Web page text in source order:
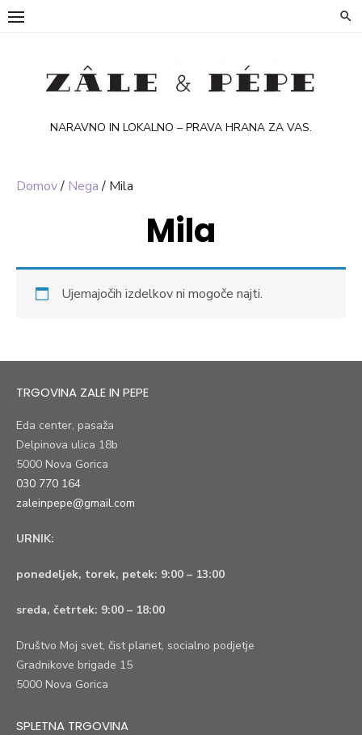
Skip
NARAVNO IN LOKALNO – PRAVA HRANA ZA VAS.
Domov/ Nega/ Mila
Mila
Ujemajočih izdelkov ni mogoče najti.
TRGOVINA ZALE IN PEPE
Eda center, pasaža
Delpinova ulica 18b
5000 Nova Gorica
030 770 164
zaleinpepe@gmail.com
URNIK:
ponedeljek, torek, petek: 9:00 – 13:00
sreda, četrtek: 9:00 – 18:00
Društvo Moj svet, čist planet, socialno podjetje
Gradnikove brigade 15
5000 Nova Gorica
SPLETNA TRGOVINA